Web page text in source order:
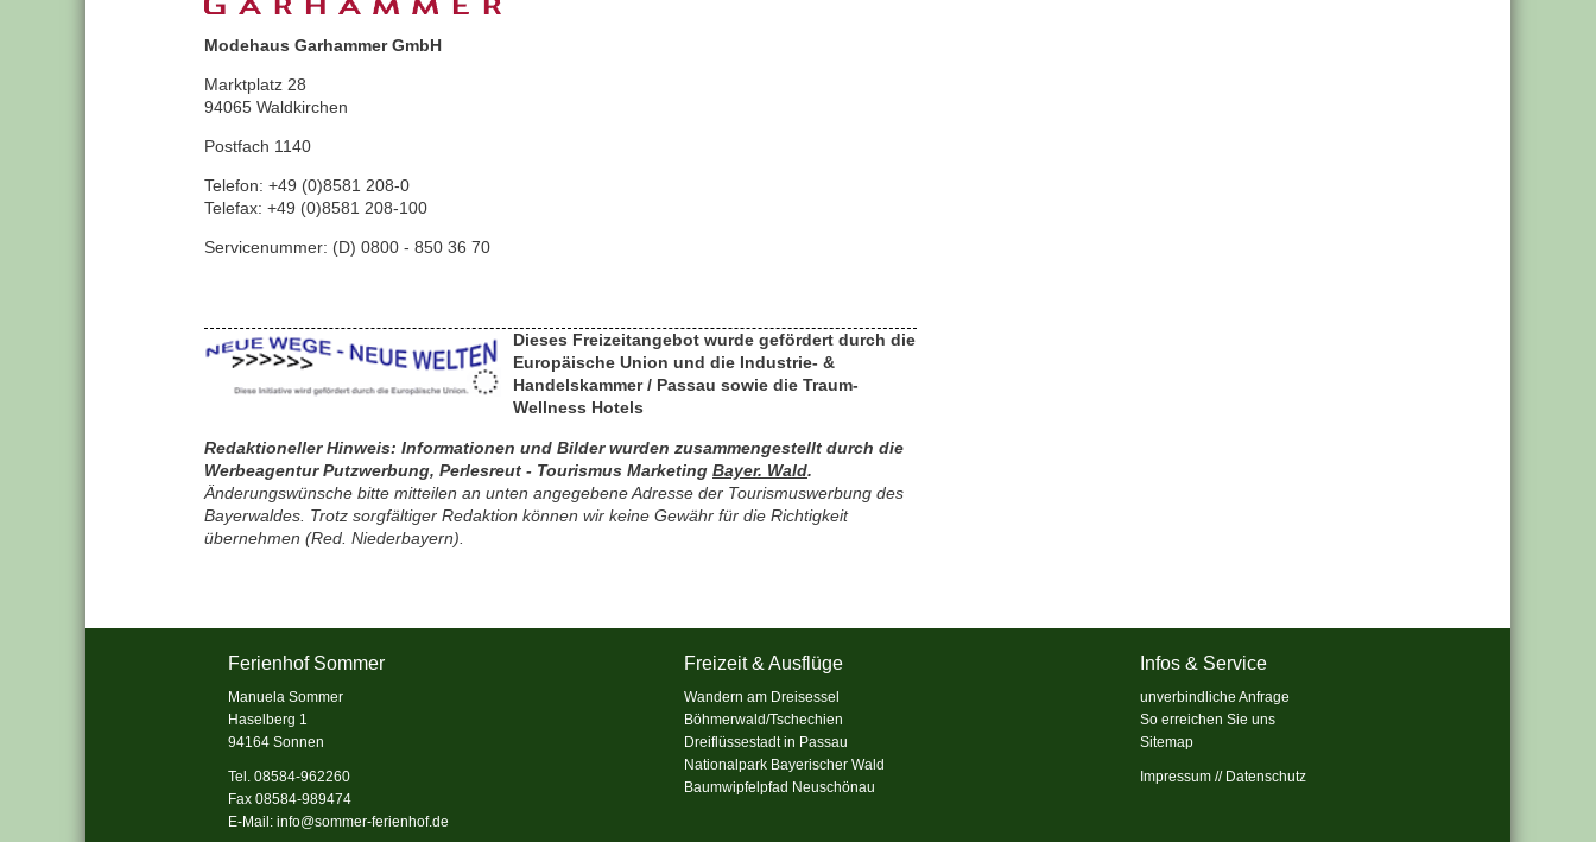
Modehaus Garhammer GmbH
Marktplatz 28
94065 Waldkirchen
Postfach 1140
Telefon: +49 (0)8581 208-0
Telefax: +49 (0)8581 208-100
Servicenummer: (D) 0800 - 850 36 70
Dieses Freizeitangebot wurde gefördert durch die
Europäische Union und die Industrie- &
Handelskammer / Passau sowie die Traum-
Wellness Hotels
Redaktioneller Hinweis: Informationen und Bilder wurden zusammengestellt durch die
Werbeagentur Putzwerbung, Perlesreut - Tourismus Marketing Bayer. Wald.
Änderungswünsche bitte mitteilen an unten angegebene Adresse der Tourismuswerbung des
Bayerwaldes. Trotz sorgfältiger Redaktion können wir keine Gewähr für die Richtigkeit
übernehmen (Red. Niederbayern).
Ferienhof Sommer
Manuela Sommer
Haselberg 1
94164 Sonnen
Tel. 08584-962260
Fax 08584-989474
E-Mail: info@sommer-ferienhof.de
Freizeit & Ausflüge
Wandern am Dreisessel
Böhmerwald/Tschechien
Dreiflüssestadt in Passau
Nationalpark Bayerischer Wald
Baumwipfelpfad Neuschönau
Infos & Service
unverbindliche Anfrage
So erreichen Sie uns
Sitemap
Impressum // Datenschutz